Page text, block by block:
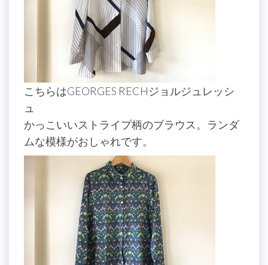
こちらはGEORGES RECHジョルジュレッシ
ュ
かっこいいストライプ柄のブラウス。ランダ
ムな模様がおしゃれです。